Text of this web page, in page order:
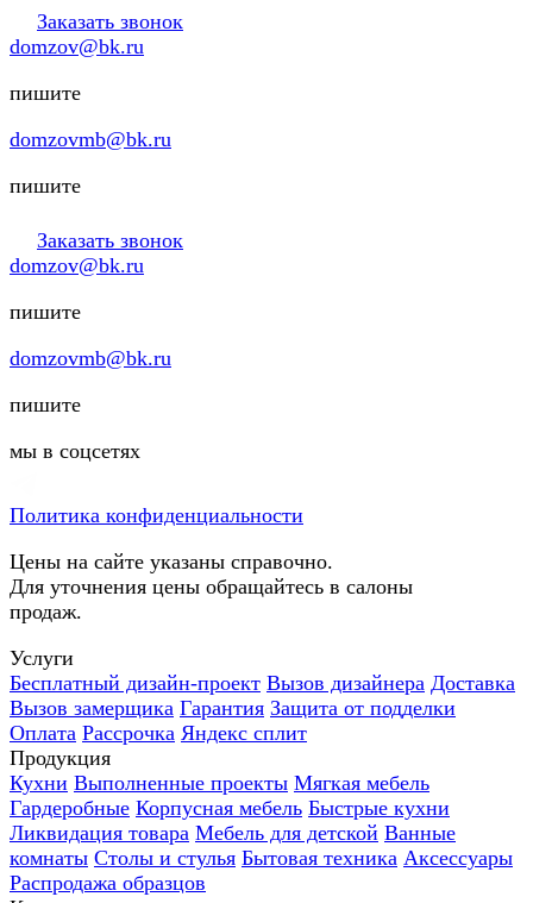
Заказать звонок
domzov@bk.ru
пишите
domzovmb@bk.ru
пишите
Заказать звонок
domzov@bk.ru
пишите
domzovmb@bk.ru
пишите
мы в соцсетях
Политика конфиденциальности
Цены на сайте указаны справочно.
Для уточнения цены обращайтесь в салоны
продаж.
Услуги
Бесплатный дизайн-проект Вызов дизайнера Доставка
Вызов замерщика Гарантия Защита от подделки
Оплата Рассрочка Яндекс сплит
Продукция
Кухни Выполненные проекты Мягкая мебель
Гардеробные Корпусная мебель Быстрые кухни
Ликвидация товара Мебель для детской Ванные
комнаты Столы и стулья Бытовая техника Аксессуары
Распродажа образцов